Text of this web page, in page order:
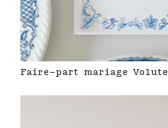
Faire-part mariage Volute